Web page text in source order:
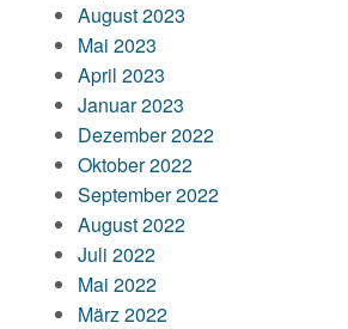
August 2023
Mai 2023
April 2023
Januar 2023
Dezember 2022
Oktober 2022
September 2022
August 2022
Juli 2022
Mai 2022
März 2022